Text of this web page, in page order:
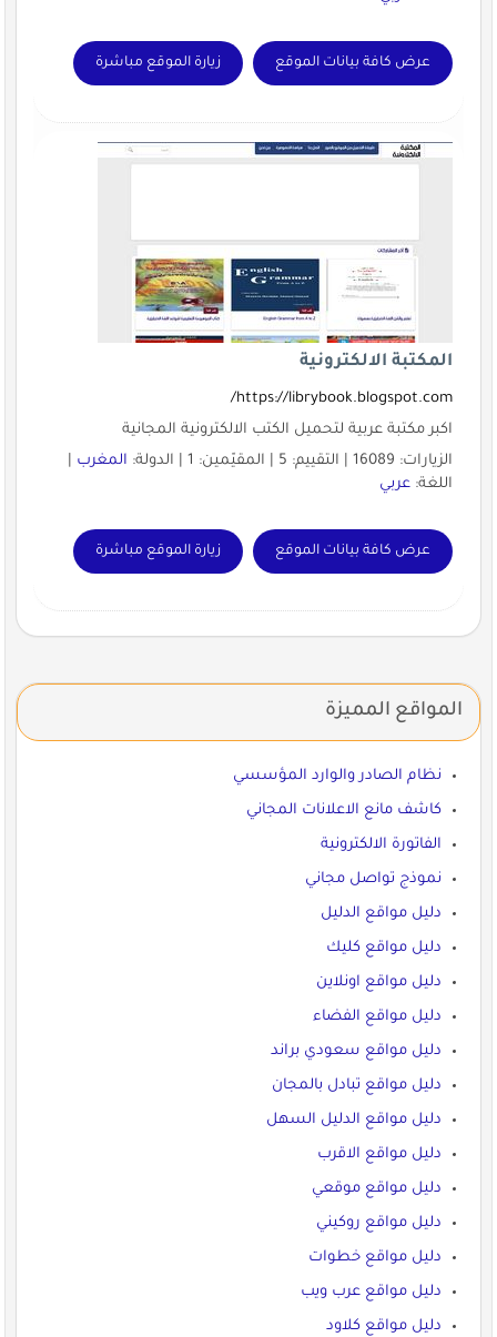
عرض كافة بيانات الموقع زيارة الموقع مباشرة
المكتبة الالكترونية
https://librybook.blogspot.com/
اكبر مكتبة عربية لتحميل الكتب الالكترونية المجانية
الزيارات: 16089 | التقييم: 5 | المقيّمين: 1 | الدولة:
المغرب|
اللغة: عربي
عرض كافة بيانات الموقع زيارة الموقع مباشرة
المواقع المميزة
نظام الصادر والوارد المؤسسي
كاشف مانع الاعلانات المجاني
الفاتورة الالكترونية
نموذج تواصل مجاني
دليل مواقع الدليل
دليل مواقع كليك
دليل مواقع اونلاين
دليل مواقع الفضاء
دليل مواقع سعودي براند
دليل مواقع تبادل بالمجان
دليل مواقع الدليل السهل
دليل مواقع الاقرب
دليل مواقع موقعي
دليل مواقع روكيني
دليل مواقع خطوات
دليل مواقع عرب ويب
دليل مواقع كلاود